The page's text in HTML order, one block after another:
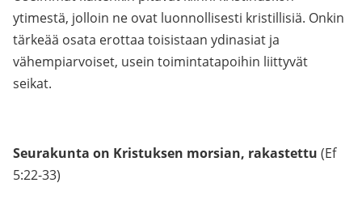
ytimestä, jolloin ne ovat luonnollisesti kristillisiä. Onkin
tärkeää osata erottaa toisistaan ydinasiat ja
vähempiarvoiset, usein toimintatapoihin liittyvät
seikat.
Seurakunta on Kristuksen morsian, rakastettu (Ef
5:22-33)